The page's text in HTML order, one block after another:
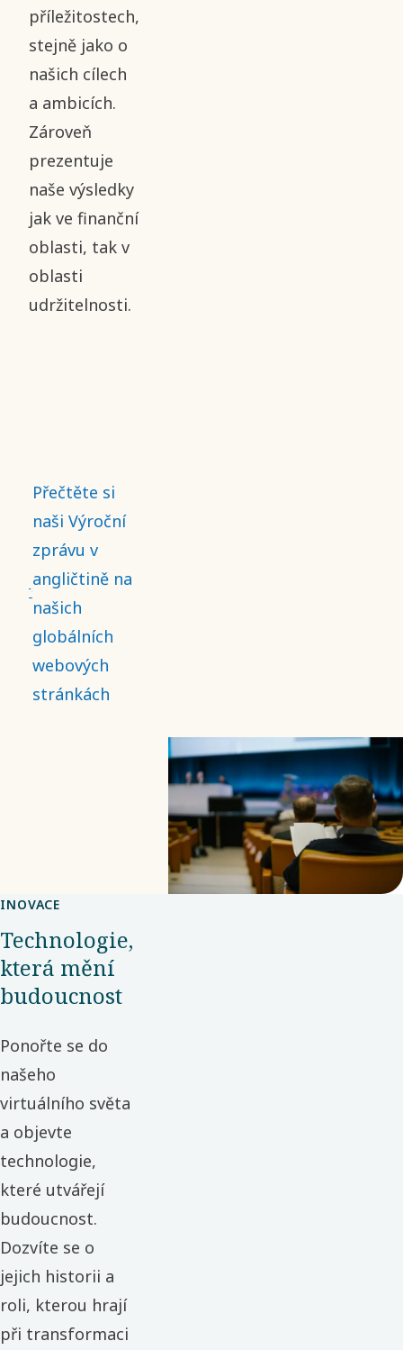
příležitostech,
stejně jako o
našich cílech
a ambicích.
Zároveň
prezentuje
naše výsledky
jak ve finanční
oblasti, tak v
oblasti
udržitelnosti.
Přečtěte si
naši Výroční
zprávu v
angličtině na
našich
globálních
webových
stránkách
INOVACE
Technologie,
která mění
budoucnost
Ponořte se do
našeho
virtuálního světa
a objevte
technologie,
které utvářejí
budoucnost.
Dozvíte se o
jejich historii a
roli, kterou hrají
při transformaci